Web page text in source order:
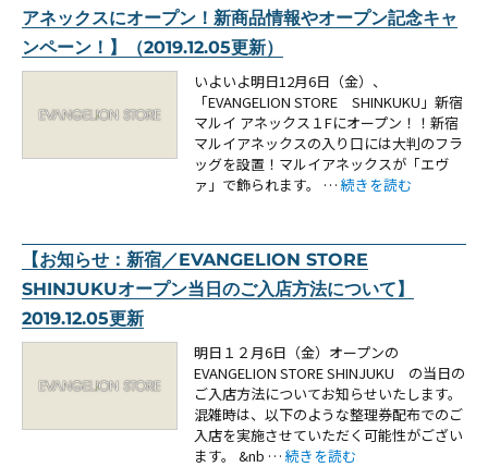
アネックスにオープン！新商品情報やオープン記念キャ
ンペーン！】（2019.12.05更新）
いよいよ明日12月6日（金）、
「EVANGELION STORE SHINKUKU」新宿
マルイ アネックス１Fにオープン！！新宿
マルイアネックスの入り口には大判のフラ
ッグを設置！マルイアネックスが「エヴ
ァ」で飾られます。 … “【お知らせ：いよい
続きを読む
【お知らせ：新宿／EVANGELION STORE
SHINJUKUオープン当日のご入店方法について】
2019.12.05更新
明日１２月6日（金）オープンの
EVANGELION STORE SHINJUKU の当日の
ご入店方法についてお知らせいたします。
混雑時は、以下のような整理券配布でのご
入店を実施させていただく可能性がござい
ます。 &nb … “【お知らせ：新宿／
続きを読む